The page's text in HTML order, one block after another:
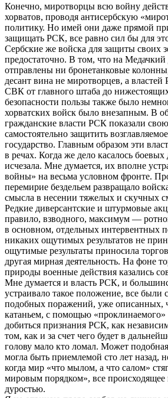
Конечно, миротворцы всю войну
хорватов, проводя антисербскую
политику. Но имей они даже прямой
защищать РСК, все равно сил бы для
Сербские же войска для защиты своих
предостаточно. В том, что на
отправлены ни бронетанковые
десант вина не миротворцев, а
СВК от главного штаба до
безопасности пользы также было
хорватских войск было внезапным. В
гражданские власти РСК показали
самостоятельно защитить
государство. Главным образом эти
в речах. Когда же дело касалось боевых
исчезала. Мне думается, их вполне
войны» на весьма условном фронте.
перемирие бездельем развращало
смысла в несении тяжелых и скучных
Редкие диверсантские и штурмовые
правило, взводного, максимум —
в основном, отдельных интервентных
никаких ощутимых результатов не
ощутимые результаты приносила
другая мирная деятельность. На фоне
природы военные действия казались
Мне думается и власть РСК, и
устраивало такое положение, все были
подобных поражений, уже описанных,
катаньем, с помощью «проклинаемого»
добиться признания РСК, как
том, как и за счет чего будет в
голову мало кто ломал. Может
могла быть приемлемой сто лет назад,
когда мир «что мылом, а что салом»
мировым порядком», все происходящее
дуростью.